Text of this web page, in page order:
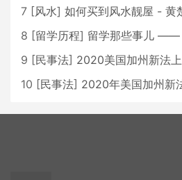
7 [风水] 如何买到风水靓屋 - 黄
8 [留学历程] 留学那些事儿 —— 探秘加州
9 [民事法] 2020美国加州新法上
10 [民事法] 2020年美国加州新